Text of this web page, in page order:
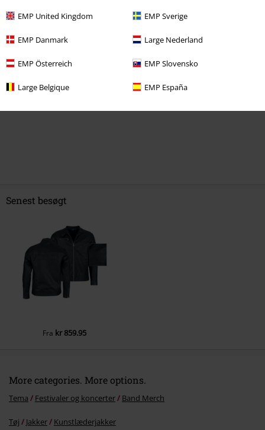
EMP United Kingdom EMP Sverige
EMP Danmark Large Nederland
EMP Österreich EMP Slovensko
Large Belgique EMP España
Collection".
Skriv anmeldelse
Senest besøgt
Fra kr 859.95
More categories. More options.
Tema Festivaler og koncerter Band Merch
Tøj Jakker Kunstlæderjakker